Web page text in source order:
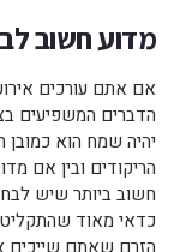
מדוע חשוב
אם אתם עורכים
הדברים המשפיעים
יהיה שמח הוא כמובן
הריקודים ובין אם
חשוב ביותר שיש
כדאי מאוד